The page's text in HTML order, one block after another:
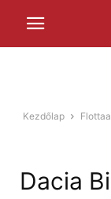
Kezdőlap
Dacia